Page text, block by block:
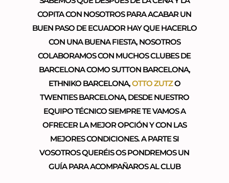
COPITA CON NOSOTROS PARA ACABAR UN
BUEN PASO DE ECUADOR HAY QUE HACERLO
CON UNA BUENA FIESTA, NOSOTROS
COLABORAMOS CON MUCHOS CLUBES DE
BARCELONA COMO SUTTON BARCELONA,
ETHNIKO BARCELONA,OTTO ZUTZO
TWENTIES BARCELONA, DESDE NUESTRO
EQUIPO TÉCNICO SIEMPRE TE VAMOS A
OFRECER LA MEJOR OPCIÓN Y CON LAS
MEJORES CONDICIONES. A PARTE SI
VOSOTROS QUERÉIS OS PONDREMOS UN
GUÍA PARA ACOMPAÑAROS AL CLUB